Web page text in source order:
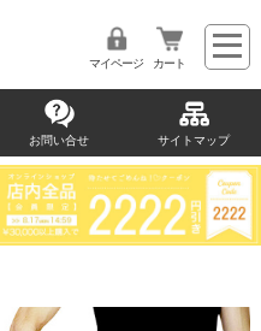
マイページ カート
お問い合せ サイトマップ